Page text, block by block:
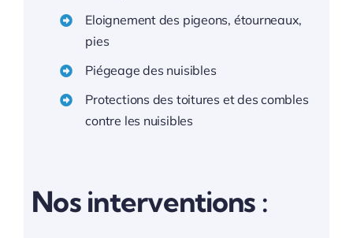
Eloignement des pigeons, étourneaux,
pies
Piégeage des nuisibles
Protections des toitures et des combles
contre les nuisibles
Nos interventions :